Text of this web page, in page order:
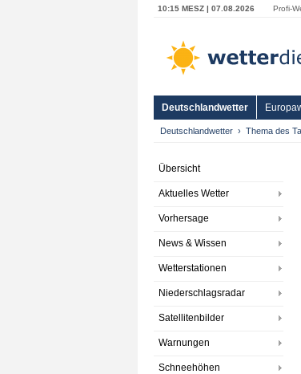
10:15 MESZ | 07.08.2026 Profi-
Deutschlandwetter
Deutschlandwetter Thema des
Übersicht
Aktuelles Wetter
Vorhersage
News & Wissen
Wetterstationen
Niederschlagsradar
Satellitenbilder
Warnungen
Schneehöhen